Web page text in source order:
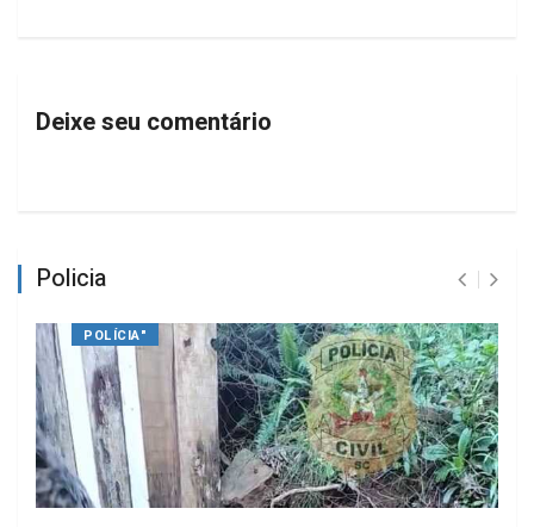
Deixe seu comentário
Policia
POLÍCIA"